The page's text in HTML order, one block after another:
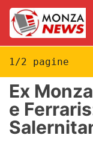
News
AC Monza
1/2 pagine
Ex
e